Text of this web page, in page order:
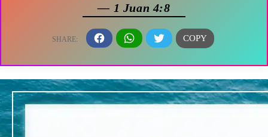
— 1 Juan 4:8